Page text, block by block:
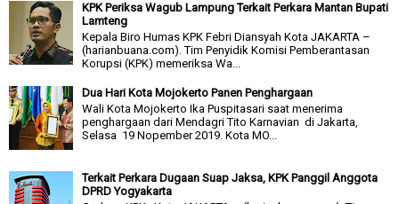
KPK Periksa Wagub Lampung Terkait Perkara Mantan Bupati
Lamteng
Kepala Biro Humas KPK Febri Diansyah Kota JAKARTA –
(harianbuana.com). Tim Penyidik Komisi Pemberantasan
Korupsi (KPK) memeriksa Wa...
Dua Hari Kota Mojokerto Panen Penghargaan
Wali Kota Mojokerto Ika Puspitasari saat menerima
penghargaan dari Mendagri Tito Karnavian di Jakarta,
Selasa 19 Nopember 2019. Kota MO...
Terkait Perkara Dugaan Suap Jaksa, KPK Panggil Anggota
DPRD Yogyakarta